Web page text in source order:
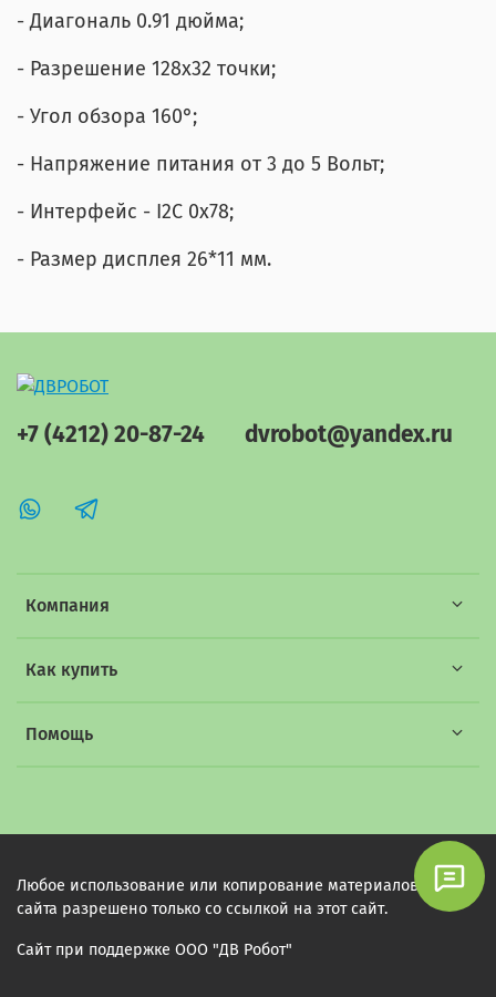
- Диагональ 0.91 дюйма;
- Разрешение 128х32 точки;
- Угол обзора 160°;
- Напряжение питания от 3 до 5 Вольт;
- Интерфейс - I2C 0х78;
- Размер дисплея 26*11 мм.
Компания
Как купить
Помощь
+7 (4212) 20-87-24 dvrobot@yandex.ru
Любое использование или копирование материалов этого
сайта разрешено только со ссылкой на этот сайт.
Сайт при поддержке ООО "ДВ Робот"